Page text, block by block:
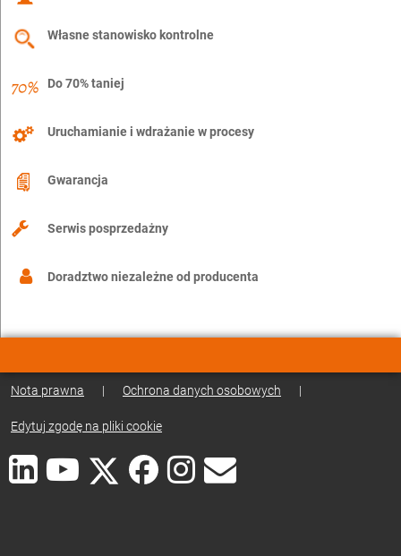
Własne stanowisko kontrolne
Do 70% taniej
Uruchamianie i wdrażanie w procesy
Gwarancja
Serwis posprzedażny
Doradztwo niezależne od producenta
Nota prawna | Ochrona danych osobowych |
Edytuj zgodę na pliki cookie